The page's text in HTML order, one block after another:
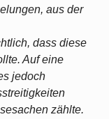
aus der
dass diese
Auf eine
jedoch
zählte.